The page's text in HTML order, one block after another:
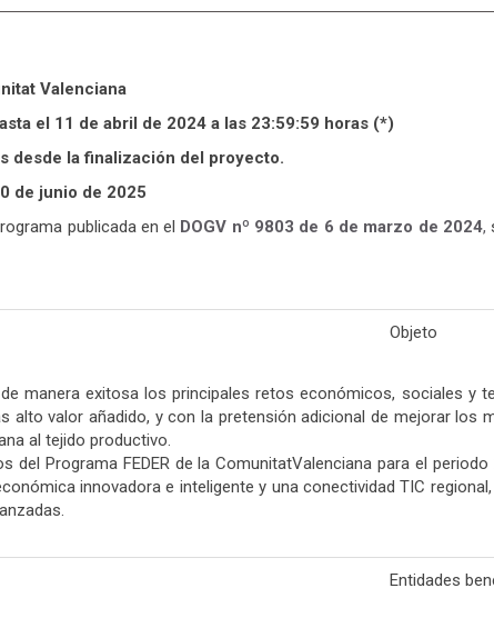
Valenciana
el 11 de abril de 2024 a las 23:59:59 horas (*)
desde la finalización del proyecto.
de junio de 2025
publicada en el DOGV nº 9803 de 6 de marzo de 2024,
Objeto
manera exitosa los principales retos económicos, sociales y
alto valor añadido, y con la pretensión adicional de mejorar
al tejido productivo.
Programa FEDER de la ComunitatValenciana para el
innovadora e inteligente y una conectividad TIC
Entidades